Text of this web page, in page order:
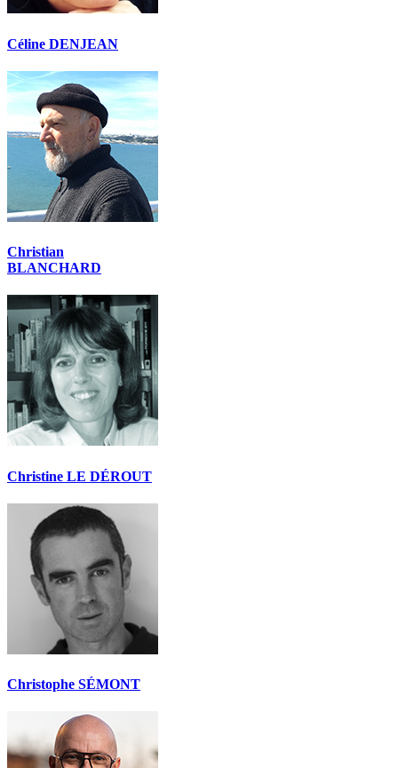
Céline DENJEAN
Christian
BLANCHARD
Christine LE DÉROUT
Christophe SÉMONT